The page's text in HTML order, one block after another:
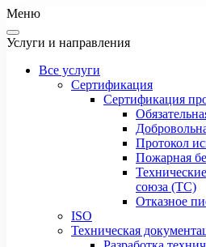
Меню
Услуги и направления
Все услуги
Сертификация
Сертификация
Протокол
Пожарная
союза (ТС)
Отказное
ISO
Техническая